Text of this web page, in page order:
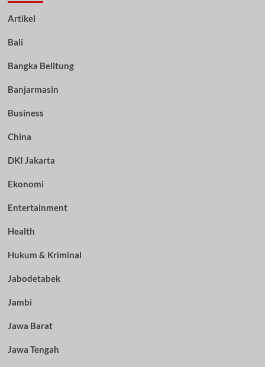
Artikel
Bali
Bangka Belitung
Banjarmasin
Business
China
DKI Jakarta
Ekonomi
Entertainment
Health
Hukum & Kriminal
Jabodetabek
Jambi
Jawa Barat
Jawa Tengah